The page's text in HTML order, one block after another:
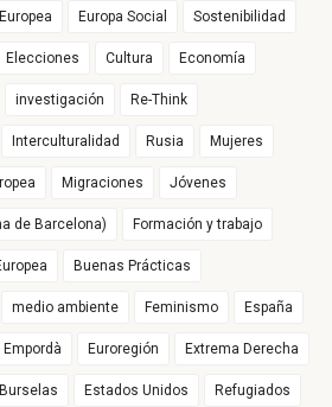
Europa Social Sostenibilidad
Elecciones Cultura Economía
investigación Re-Think
Interculturalidad Rusia Mujeres
Migraciones Jóvenes
de Barcelona) Formación y trabajo
Buenas Prácticas
medio ambiente Feminismo España
Empordà Euroregión Extrema Derecha
Burselas Estados Unidos Refugiados